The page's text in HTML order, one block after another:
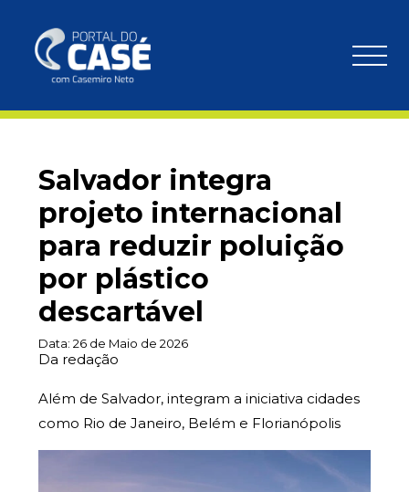
Salvador integra
projeto internacional
para reduzir poluição
por plástico
descartável
Data: 26 de Maio de 2026
Da redação
Além de Salvador, integram a iniciativa cidades
como Rio de Janeiro, Belém e Florianópolis